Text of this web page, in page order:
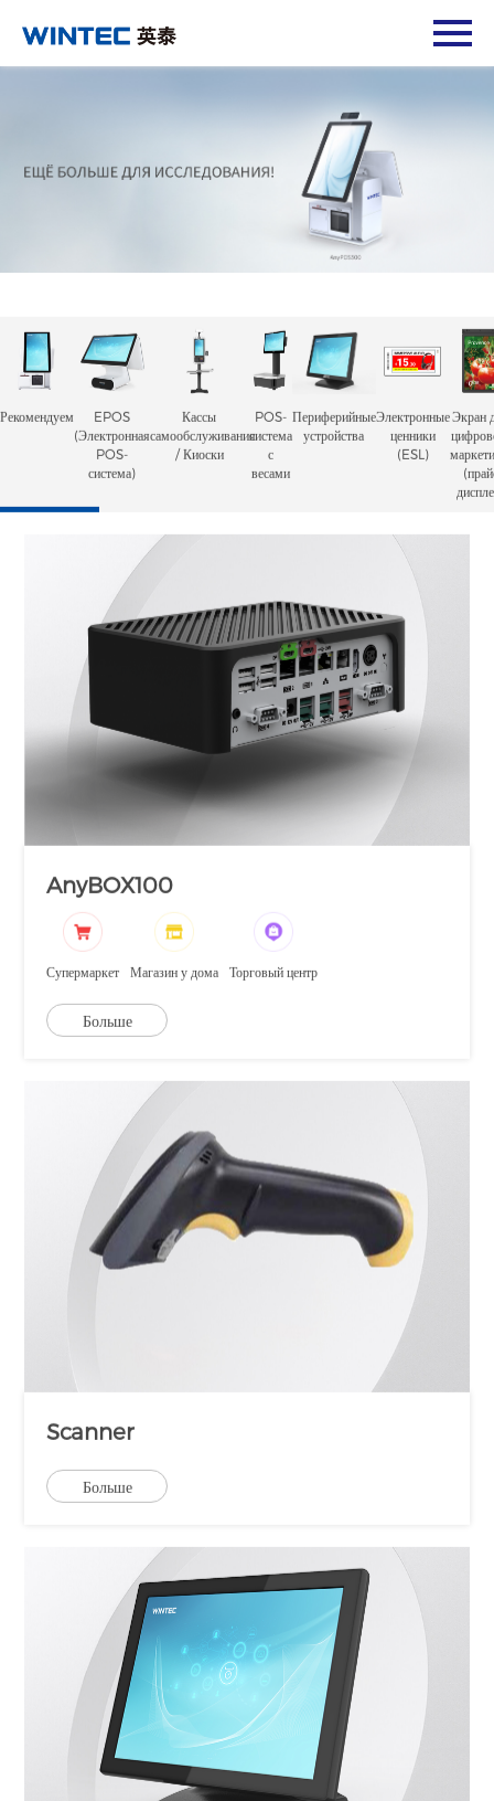
Рекомендуем
EPOS
(Электронная
POS-
система)
Кассы
самообслуживания
/ Киоски
POS-
система
с
весами
Периферийные
устройства
Электронные
ценники
(ESL)
Экран
AnyBOX100
Супермаркет Магазин у дома Торговый центр
Больше
Scanner
Больше